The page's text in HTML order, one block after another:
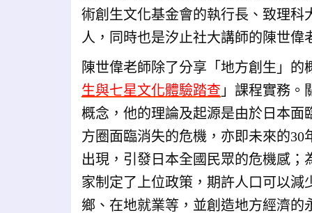
術創生文化基金會的執行長、致理科
人，同時也是汐止社大講師的陳世
陳世偉老師除了分享「地方創生」
生與七星文化體驗踏查 」課程實務。
概念，他的理論及起源是由於日本
方圈面臨消失的危機，亦即未來的
出現，引發日本全國民眾的危機感
家制定了上位政策，期許人口可以
鄉、在地就業等，並創造地方經濟